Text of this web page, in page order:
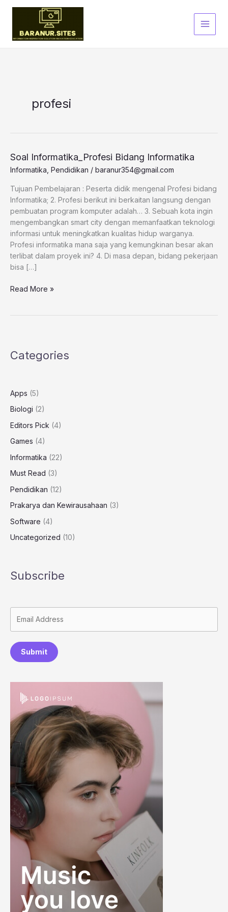
profesi
Soal Informatika_Profesi Bidang Informatika
Informatika Pendidikan / baranur354@gmail.com
Tujuan Pembelajaran : Peserta didik mengenal Profesi bidang
Informatika; 2. Profesi berikut ini berkaitan langsung dengan
pembuatan program komputer adalah… 3. Sebuah kota ingin
mengembangkan smart city dengan memanfaatkan teknologi
informasi untuk meningkatkan kualitas hidup warganya.
Profesi informatika mana saja yang kemungkinan besar akan
terlibat dalam proyek ini? 4. Di masa depan, bidang pekerjaan
bisa […]
Soal
Read More »
Categories
Apps (5)
Biologi (2)
Editors Pick (4)
Games (4)
Informatika (22)
Must Read (3)
Pendidikan (12)
Prakarya dan Kewirausahaan (3)
Software (4)
Uncategorized (10)
Subscribe
Submit